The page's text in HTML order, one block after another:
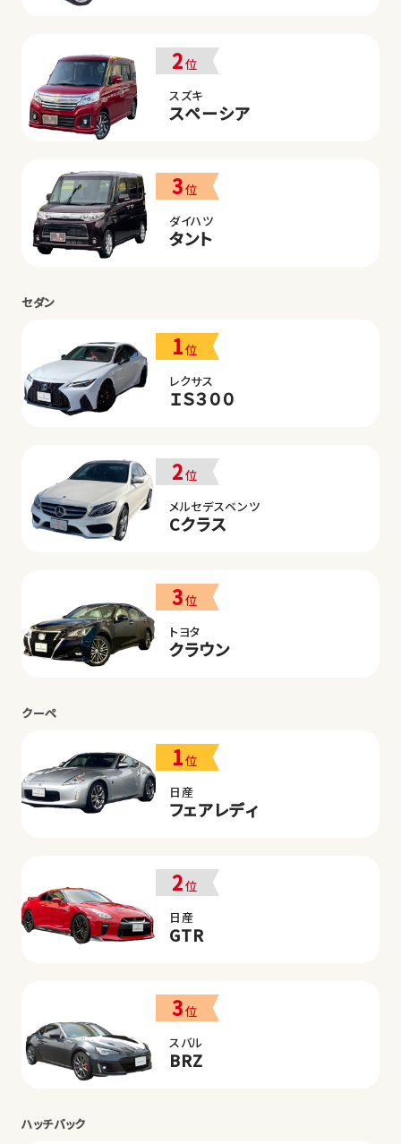
2位
スズキ
スペーシア
3位
ダイハツ
タント
セダン
1位
レクサス
ＩＳ３００
2位
メルセデスベンツ
Cクラス
3位
トヨタ
クラウン
クーペ
1位
日産
フェアレディ
2位
日産
GTR
3位
スバル
BRZ
ハッチバック